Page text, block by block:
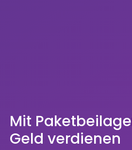
Mit
Geld verdienen